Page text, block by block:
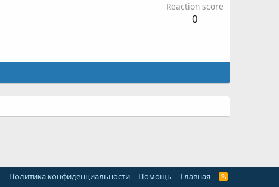
Reaction score
0
Политика конфиденциальности Помощь Главная
R